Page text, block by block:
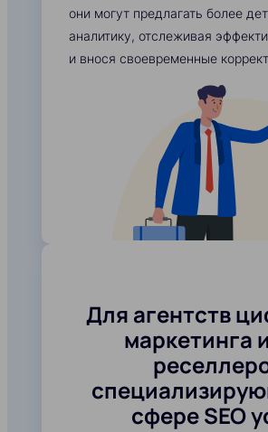
они могут предлагать более
аналитику, отслеживая
и внося своевременные
Для агентств
маркетинга
сфере SEO